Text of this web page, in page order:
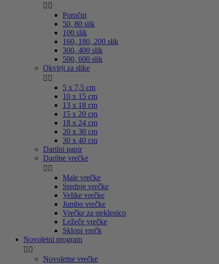
 
Poročni
50, 80 slik
100 slik
160, 180, 200 slik
300, 400 slik
500, 600 slik
Okvirji za slike
 
5 x 7,5 cm
10 x 15 cm
13 x 18 cm
15 x 20 cm
18 x 24 cm
20 x 30 cm
30 x 40 cm
Darilni papir
Darilne vrečke
 
Male vrečke
Srednje vrečke
Velike vrečke
Jumbo vrečke
Vrečke za steklenico
Ležeče vrečke
Sklopi vrečk
Novoletni program
 
Novoletne vrečke